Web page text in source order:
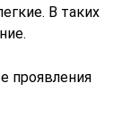
В таких
проявления